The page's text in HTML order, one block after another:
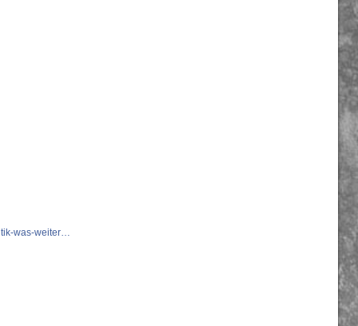
was-weiter…